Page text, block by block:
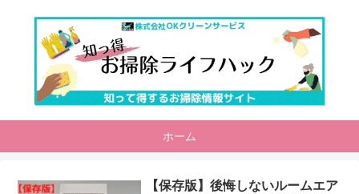
ホーム
【保存版】後悔しないルームエア